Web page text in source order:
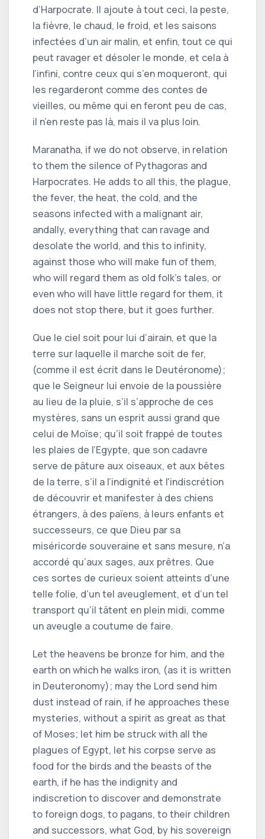
d’Harpocrate. Il ajoute à tout ceci, la peste,
la fièvre, le chaud, le froid, et les saisons
infectées d’un air malin, et enfin, tout ce qui
peut ravager et désoler le monde, et cela à
l’infini, contre ceux qui s’en moqueront, qui
les regarderont comme des contes de
vieilles, ou même qui en feront peu de cas,
il n’en reste pas là, mais il va plus loin.
Maranatha, if we do not observe, in relation
to them the silence of Pythagoras and
Harpocrates. He adds to all this, the plague,
the fever, the heat, the cold, and the
seasons infected with a malignant air,
andally, everything that can ravage and
desolate the world, and this to infinity,
against those who will make fun of them,
who will regard them as old folk's tales, or
even who will have little regard for them, it
does not stop there, but it goes further.
Que le ciel soit pour lui d’airain, et que la
terre sur laquelle il marche soit de fer,
(comme il est écrit dans le Deutéronome);
que le Seigneur lui envoie de la poussière
au lieu de la pluie, s’il s’approche de ces
mystères, sans un esprit aussi grand que
celui de Moïse; qu’il soit frappé de toutes
les plaies de l’Egypte, que son cadavre
serve de pâture aux oiseaux, et aux bêtes
de la terre, s’il a l’indignité et l'indiscrétion
de découvrir et manifester à des chiens
étrangers, à des païens, à leurs enfants et
successeurs, ce que Dieu par sa
miséricorde souveraine et sans mesure, n’a
accordé qu’aux sages, aux prêtres. Que
ces sortes de curieux soient atteints d’une
telle folie, d’un tel aveuglement, et d’un tel
transport qu’il tâtent en plein midi, comme
un aveugle a coutume de faire.
Let the heavens be bronze for him, and the
earth on which he walks iron, (as it is written
in Deuteronomy); may the Lord send him
dust instead of rain, if he approaches these
mysteries, without a spirit as great as that
of Moses; let him be struck with all the
plagues of Egypt, let his corpse serve as
food for the birds and the beasts of the
earth, if he has the indignity and
indiscretion to discover and demonstrate
to foreign dogs, to pagans, to their children
and successors, what God, by his sovereign